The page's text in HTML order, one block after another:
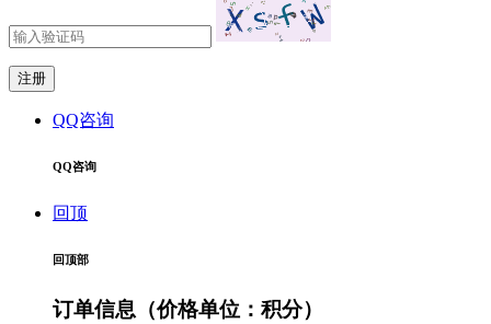
QQ咨询
QQ咨询
回顶
回顶部
订单信息 （价格单位：积分）